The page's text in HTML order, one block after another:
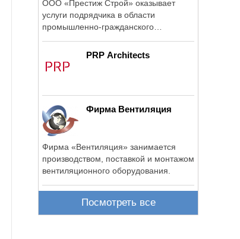
ООО «Престиж Строй» оказывает
услуги подрядчика в области
промышленно-гражданского
PRP Architects
Фирма Вентиляция
Фирма «Вентиляция» занимается
производством, поставкой и монтажом
вентиляционного оборудования.
Посмотреть все